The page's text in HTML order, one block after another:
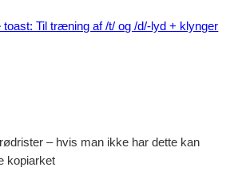
– hvis man ikke har dette kan
kopiarket